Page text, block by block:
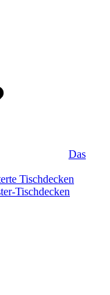
Das
Tischdecken
Tischdecken